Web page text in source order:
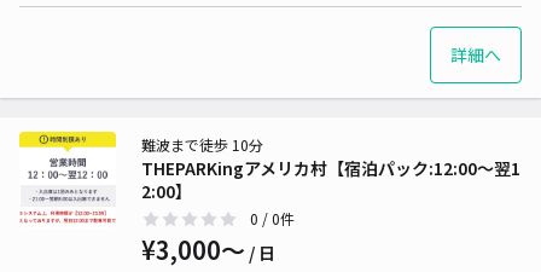
詳細へ
THEPARKingアメリカ村【宿泊パック:12:00～翌1
2:00】
難波まで徒歩 10分
0 / 0件
¥3,000〜 / 日